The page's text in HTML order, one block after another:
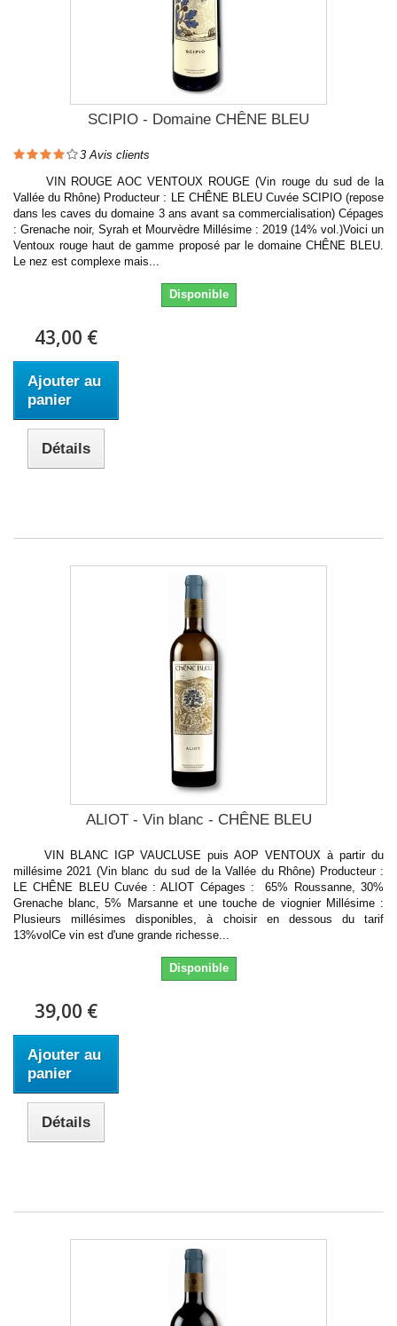
SCIPIO - Domaine CHÊNE BLEU
3 Avis clients
VIN ROUGE AOC VENTOUX ROUGE (Vin rouge du sud de la
Vallée du Rhône) Producteur : LE CHÊNE BLEU Cuvée SCIPIO (repose
dans les caves du domaine 3 ans avant sa commercialisation) Cépages
: Grenache noir, Syrah et Mourvèdre Millésime : 2019 (14% vol.)Voici un
Ventoux rouge haut de gamme proposé par le domaine CHÊNE BLEU.
Le nez est complexe mais...
Disponible
43,00 €
Ajouter au
panier
Détails
ALIOT - Vin blanc - CHÊNE BLEU
VIN BLANC IGP VAUCLUSE puis AOP VENTOUX à partir du
millésime 2021 (Vin blanc du sud de la Vallée du Rhône) Producteur :
LE CHÊNE BLEU Cuvée : ALIOT Cépages : 65% Roussanne, 30%
Grenache blanc, 5% Marsanne et une touche de viognier Millésime :
Plusieurs millésimes disponibles, à choisir en dessous du tarif
13%volCe vin est d'une grande richesse...
Disponible
39,00 €
Ajouter au
panier
Détails